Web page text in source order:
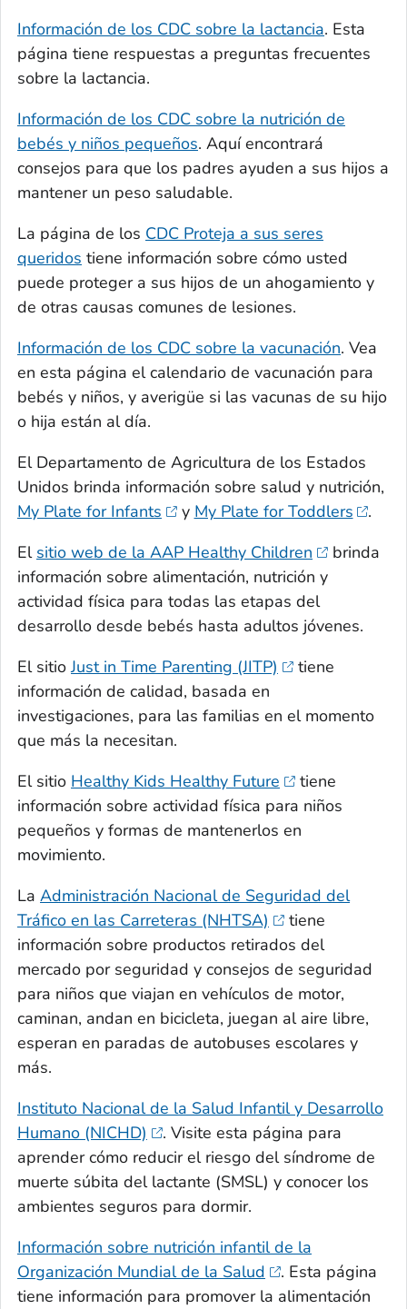
Información de los CDC sobre la lactancia. Esta
página tiene respuestas a preguntas frecuentes
sobre la lactancia.
Información de los CDC sobre la nutrición de
bebés y niños pequeños. Aquí encontrará
consejos para que los padres ayuden a sus hijos a
mantener un peso saludable.
La página de los CDC Proteja a sus seres
queridos tiene información sobre cómo usted
puede proteger a sus hijos de un ahogamiento y
de otras causas comunes de lesiones.
Información de los CDC sobre la vacunación. Vea
en esta página el calendario de vacunación para
bebés y niños, y averigüe si las vacunas de su hijo
o hija están al día.
El Departamento de Agricultura de los Estados
Unidos brinda información sobre salud y nutrición,
My Plate for Infants
y My Plate for Toddlers
.
El sitio web de la AAP Healthy Children
brinda
información sobre alimentación, nutrición y
actividad física para todas las etapas del
desarrollo desde bebés hasta adultos jóvenes.
El sitioJust in Time Parenting (JITP)
tiene
información de calidad, basada en
investigaciones, para las familias en el momento
que más la necesitan.
El sitio Healthy Kids Healthy Future
tiene
información sobre actividad física para niños
pequeños y formas de mantenerlos en
movimiento.
La Administración Nacional de Seguridad del
Tráfico en las Carreteras (NHTSA)
tiene
información sobre productos retirados del
mercado por seguridad y consejos de seguridad
para niños que viajan en vehículos de motor,
caminan, andan en bicicleta, juegan al aire libre,
esperan en paradas de autobuses escolares y
más.
Instituto Nacional de la Salud Infantil y Desarrollo
Humano (NICHD)
. Visite esta página para
aprender cómo reducir el riesgo del síndrome de
muerte súbita del lactante (SMSL) y conocer los
ambientes seguros para dormir.
Información sobre nutrición infantil de la
Organización Mundial de la Salud
. Esta página
tiene información para promover la alimentación